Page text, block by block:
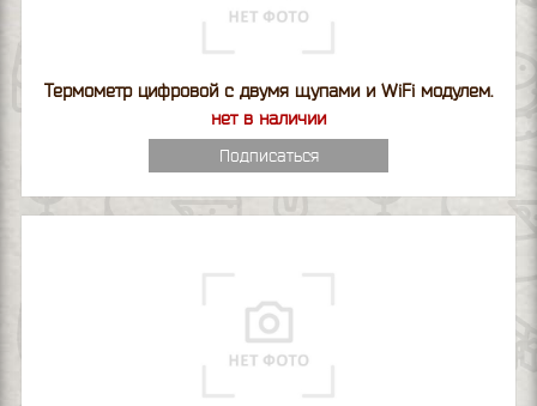
Термометр цифровой с двумя щупами и WiFi модулем.
нет в наличии
Подписаться